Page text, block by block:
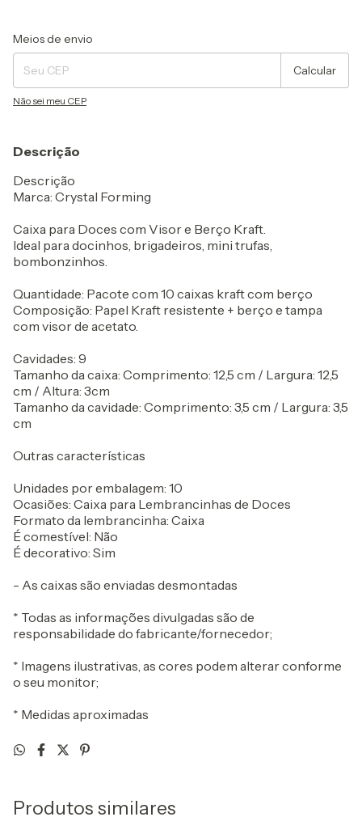
Entregas para o CEP:
Meios de envio
Calcular
Não sei meu CEP
Descrição
Descrição
Marca: Crystal Forming
Caixa para Doces com Visor e Berço Kraft.
Ideal para docinhos, brigadeiros, mini trufas,
bombonzinhos.
Quantidade: Pacote com 10 caixas kraft com berço
Composição: Papel Kraft resistente + berço e tampa
com visor de acetato.
Cavidades: 9
Tamanho da caixa: Comprimento: 12,5 cm / Largura: 12,5
cm / Altura: 3cm
Tamanho da cavidade: Comprimento: 3,5 cm / Largura: 3,5
cm
Outras características
Unidades por embalagem: 10
Ocasiões: Caixa para Lembrancinhas de Doces
Formato da lembrancinha: Caixa
É comestível: Não
É decorativo: Sim
- As caixas são enviadas desmontadas
* Todas as informações divulgadas são de
responsabilidade do fabricante/fornecedor;
* Imagens ilustrativas, as cores podem alterar conforme
o seu monitor;
* Medidas aproximadas
Produtos similares